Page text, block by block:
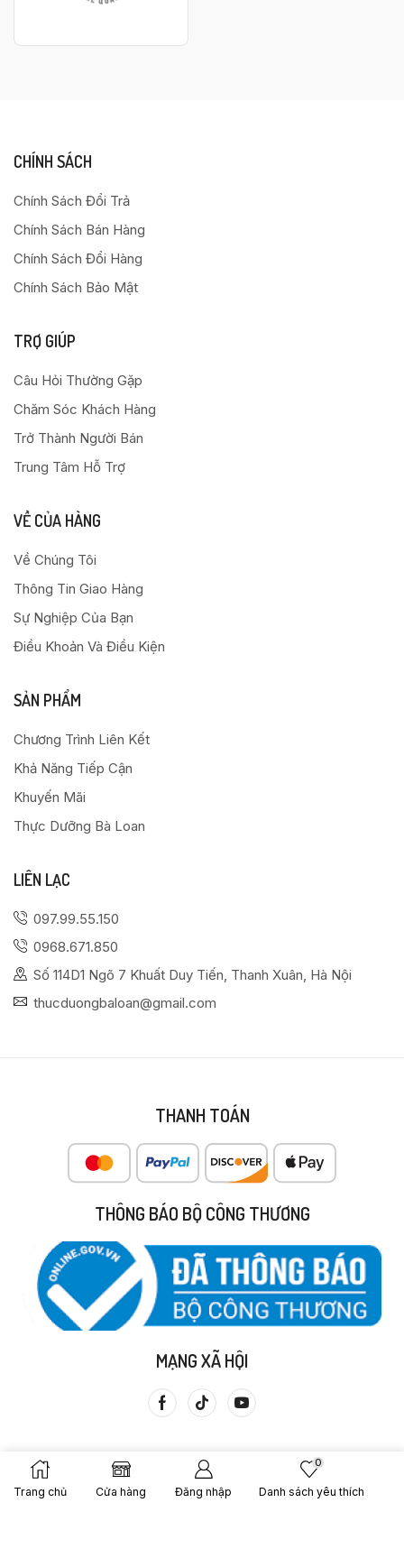
Trang chủ Cửa hàng Đăng nhập
0
Danh sách yêu thích
CHÍNH SÁCH
Chính Sách Đổi Trả
Chính Sách Bán Hàng
Chính Sách Đổi Hàng
Chính Sách Bảo Mật
TRỢ GIÚP
Câu Hỏi Thường Gặp
Chăm Sóc Khách Hàng
Trở Thành Người Bán
Trung Tâm Hỗ Trợ
VỀ CỦA HÀNG
Về Chúng Tôi
Thông Tin Giao Hàng
Sự Nghiệp Của Bạn
Điều Khoản Và Điều Kiện
SẢN PHẨM
Chương Trình Liên Kết
Khả Năng Tiếp Cận
Khuyến Mãi
Thực Dưỡng Bà Loan
LIÊN LẠC
097.99.55.150
0968.671.850
Số 114D1 Ngõ 7 Khuất Duy Tiến, Thanh Xuân, Hà Nội
thucduongbaloan@gmail.com
THANH TOÁN
THÔNG BÁO BỘ CÔNG THƯƠNG
MẠNG XÃ HỘI
Copyright © 2013 Cửa Hàng Thực Dưỡng Bà Loan. Được Tạo